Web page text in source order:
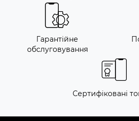
Гарантійне
обслуговування
Сертифіковані